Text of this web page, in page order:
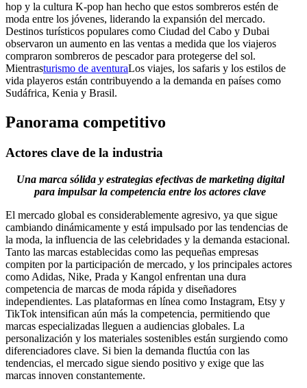
hop y la cultura K-pop han hecho que estos sombreros estén de
moda entre los jóvenes, liderando la expansión del mercado.
Destinos turísticos populares como Ciudad del Cabo y Dubai
observaron un aumento en las ventas a medida que los viajeros
compraron sombreros de pescador para protegerse del sol.
Mientrasturismo de aventuraLos viajes, los safaris y los estilos de
vida playeros están contribuyendo a la demanda en países como
Sudáfrica, Kenia y Brasil.
Panorama competitivo
Actores clave de la industria
Una marca sólida y estrategias efectivas de marketing digital
para impulsar la competencia entre los actores clave
El mercado global es considerablemente agresivo, ya que sigue
cambiando dinámicamente y está impulsado por las tendencias de
la moda, la influencia de las celebridades y la demanda estacional.
Tanto las marcas establecidas como las pequeñas empresas
compiten por la participación de mercado, y los principales actores
como Adidas, Nike, Prada y Kangol enfrentan una dura
competencia de marcas de moda rápida y diseñadores
independientes. Las plataformas en línea como Instagram, Etsy y
TikTok intensifican aún más la competencia, permitiendo que
marcas especializadas lleguen a audiencias globales. La
personalización y los materiales sostenibles están surgiendo como
diferenciadores clave. Si bien la demanda fluctúa con las
tendencias, el mercado sigue siendo positivo y exige que las
marcas innoven constantemente.